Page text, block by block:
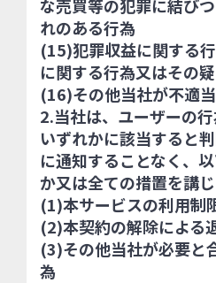
な売買等の犯罪に結び
れのある行為
(15)犯罪収益に関する
に関する行為又はその
(16)その他当社が不適
2.当社は、ユーザーの
いずれかに該当すると
に通知することなく、
か又は全ての措置を講
(1)本サービスの利用制
(2)本契約の解除による
(3)その他当社が必要と
為